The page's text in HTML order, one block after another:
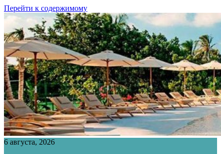
Перейти к содержимому
6 августа, 2026